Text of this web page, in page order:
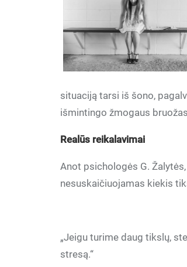
situaciją tarsi iš šono,
išmintingo žmogaus
Realūs reikalavimai
Anot psichologės G.
nesuskaičiuojamas kiekis
„Jeigu turime daug tikslų,
stresą.“